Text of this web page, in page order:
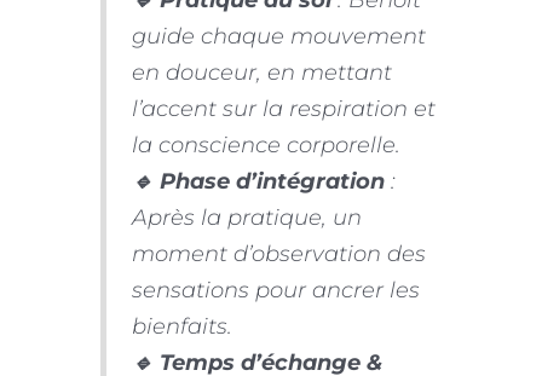
guide chaque mouvement
en douceur, en mettant
l’accent sur la respiration et
la conscience corporelle.
🔹 Phase d’intégration:
Après la pratique, un
moment d’observation des
sensations pour ancrer les
bienfaits.
🔹 Temps d’échange &